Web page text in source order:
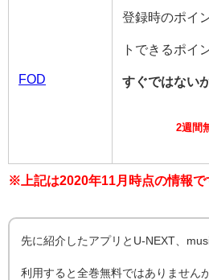
FOD
登録時のポイ
トできるポイ
すぐではない
2週間
※上記は2020年11月時点の情報で
先に紹介したアプリとU-NEXT、
利用すると全巻無料ではありません